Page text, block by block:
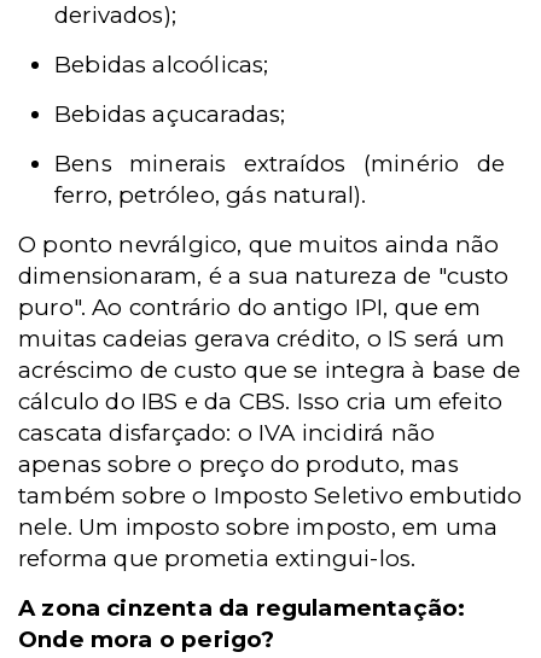
derivados);
Bebidas alcoólicas;
Bebidas açucaradas;
Bens minerais extraídos (minério de
ferro, petróleo, gás natural).
O ponto nevrálgico, que muitos ainda não
dimensionaram, é a sua natureza de "custo
puro". Ao contrário do antigo IPI, que em
muitas cadeias gerava crédito, o IS será um
acréscimo de custo que se integra à base de
cálculo do IBS e da CBS. Isso cria um efeito
cascata disfarçado: o IVA incidirá não
apenas sobre o preço do produto, mas
também sobre o Imposto Seletivo embutido
nele. Um imposto sobre imposto, em uma
reforma que prometia extingui-los.
A zona cinzenta da regulamentação:
Onde mora o perigo?